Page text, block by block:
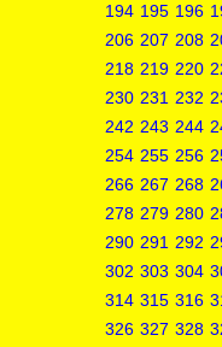
194 195 196
206 207 208
218 219 220
230 231 232
242 243 244
254 255 256
266 267 268
278 279 280
290 291 292
302 303 304
314 315 316
326 327 328